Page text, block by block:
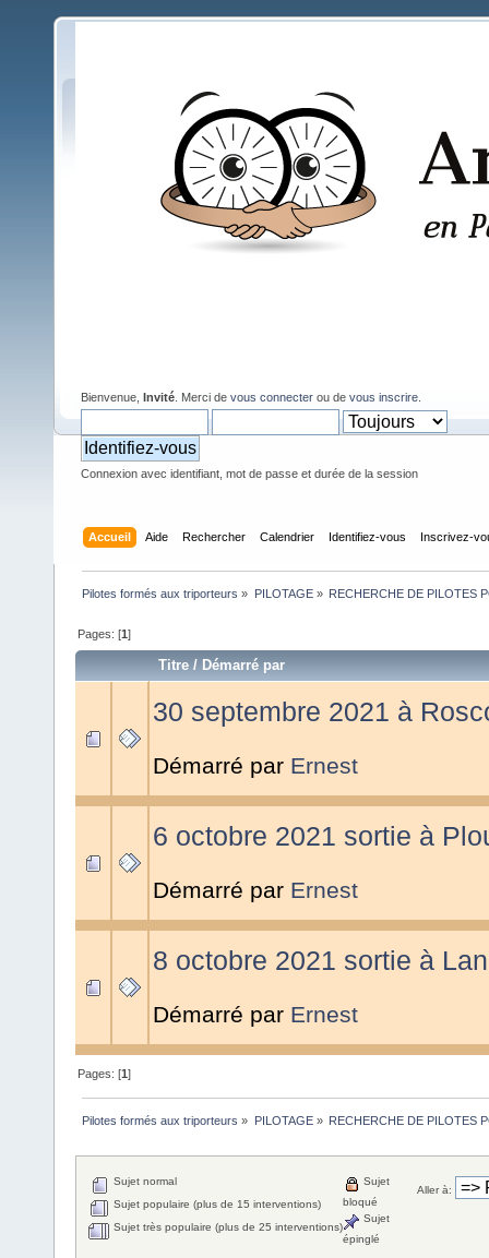
Bienvenue, Invité . Merci de vous connecter ou de vous inscrire
Connexion avec identifiant, mot de passe et durée de la session
Accueil Aide Rechercher Calendrier Identifiez-vous Inscrivez-
Pilotes formés aux triporteurs » PILOTAGE» RECHERCHE DE PILOTES
Pages: [1]
Titre / Démarré par
30 septembre 2021 à
Démarré par Ernest
6 octobre 2021 sortie à
Démarré par Ernest
8 octobre 2021 sortie à
Démarré par Ernest
Pages: [1]
Pilotes formés aux triporteurs » PILOTAGE» RECHERCHE DE PILOTES
Aller à:
Sujet normal
Sujet populaire (plus de 15 interventions)
Sujet très populaire (plus de 25 interventions)
Sujet
bloqué
Sujet
épinglé